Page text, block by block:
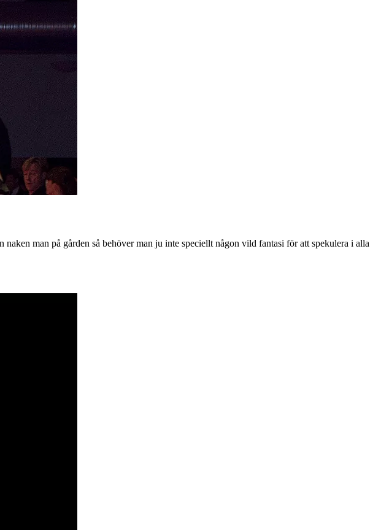
man på gården så behöver man ju inte speciellt någon vild fantasi för att spekulera i alla